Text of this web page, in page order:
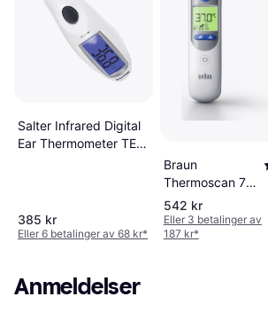
Salter Infrared Digital
Ear Thermometer TE-
385 kr
Eller 6 betalinger av 68 kr*
Braun
Thermoscan 7+
IRT 6525
542 kr
Eller 3 betalinger av
187 kr*
Anmeldelser